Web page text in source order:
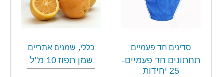
סדינים חד פעמיים
תחתונים חד פעמיים-
25 יחידות
כללי, שמנים אתריים
שמן תפוז 10 מ"ל